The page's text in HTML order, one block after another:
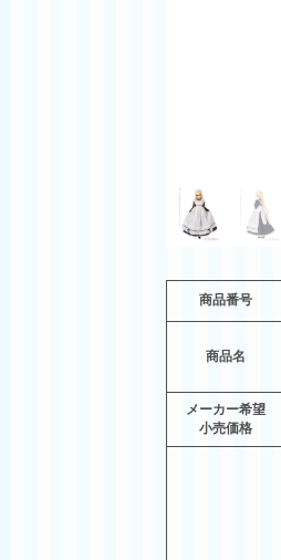
商品番号
商品名
メーカー希望
小売価格